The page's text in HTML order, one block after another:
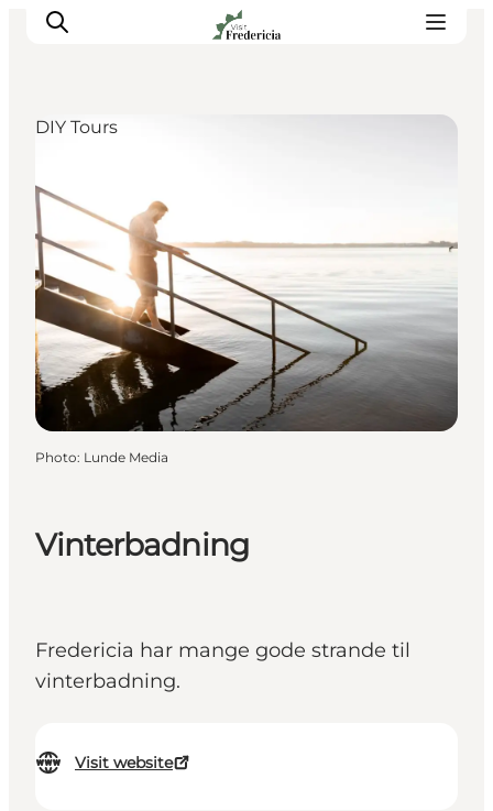
Events
Experiences and culture
Places to eat
Accomodation
Plan your stay
Book guided tour
Vinterbadning
Fredericia har mange gode strande til
vinterbadning.
Visit website
DIY Tours
Photo: Lunde Media